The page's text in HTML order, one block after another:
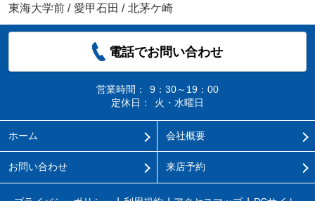
東海大学前 / 愛甲石田 / 北茅ケ崎
電話でお問い合わせ
営業時間：
9：30～19：00
定休日：
火・水曜日
ホーム 会社概要
お問い合わせ 来店予約